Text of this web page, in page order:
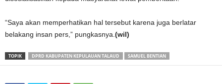
“Saya akan memperhatikan hal tersebut karena juga berlatar
belakang insan pers,” pungkasnya. (wil)
TOPIK DPRD KABUPATEN KEPULAUAN TALAUD SAMUEL BENTIAN